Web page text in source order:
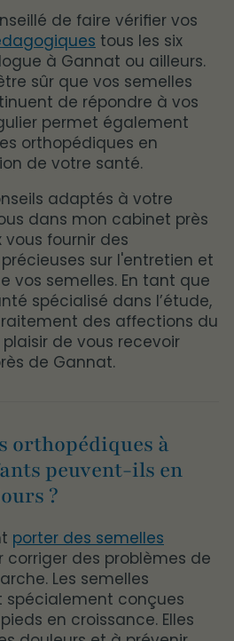
de faire vérifier vos
tous les six
à Gannat ou ailleurs.
sûr que vos semelles
de répondre à vos
permet également
orthopédiques en
de votre santé.
adaptés à votre
dans mon cabinet près
fournir des
sur l'entretien et
vos semelles. En tant que
spécialisé dans l’étude,
des affections du
de vous recevoir
de Gannat.
orthopédiques à
peuvent-ils en
?
porter des semelles
corriger des problèmes de
Les semelles
spécialement conçues
en croissance. Elles